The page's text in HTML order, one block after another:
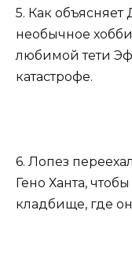
5. Как объясняет
необычное
любимой тети
катастрофе.
6. Лопез
Гено Ханта,
кладбище, где